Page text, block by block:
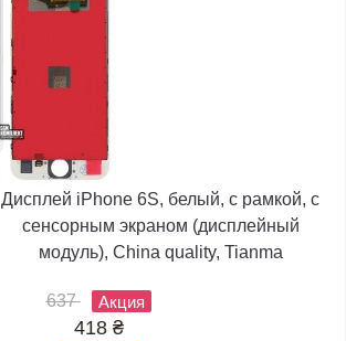
Дисплей iPhone 6S, белый, с рамкой, с
сенсорным экраном (дисплейный
модуль), China quality, Tianma
637 Акция
418 ₴